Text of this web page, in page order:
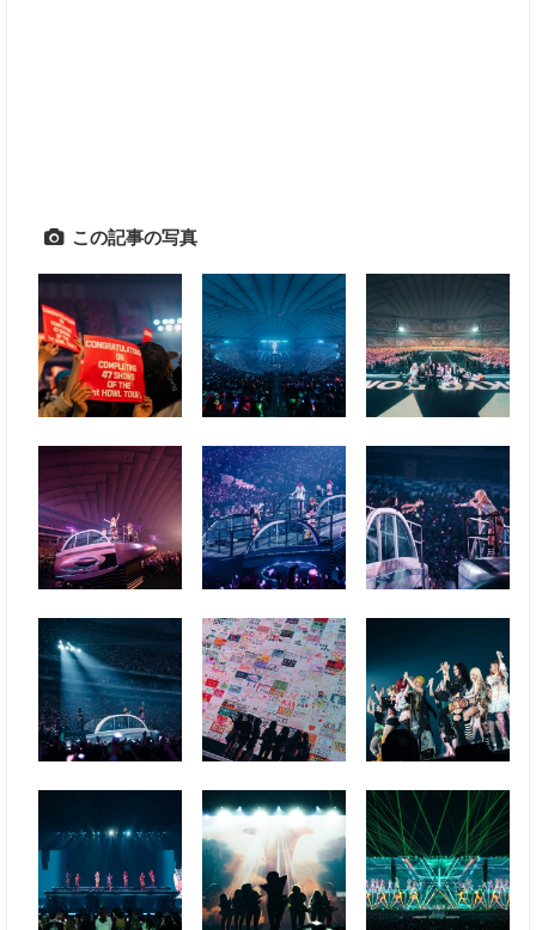
この記事の写真